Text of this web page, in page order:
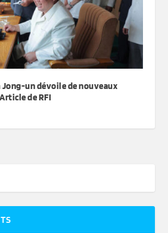
Jong-un dévoile de nouveaux
de RFI